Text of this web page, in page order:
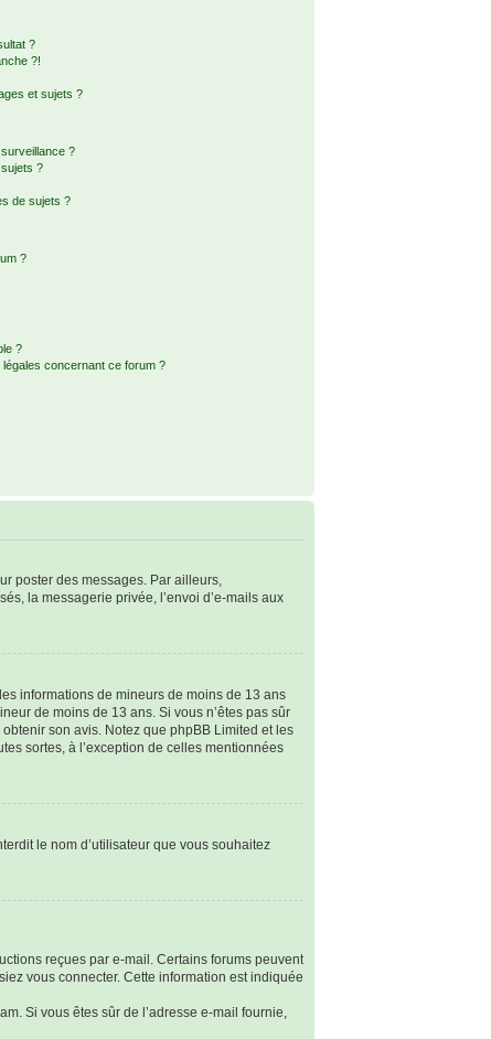
?
?!
et sujets ?
?
?
de sujets ?
?
?
concernant ce forum ?
poster des messages. Par ailleurs,
la messagerie privée, l’envoi d’e-mails aux
informations de mineurs de moins de 13 ans
de moins de 13 ans. Si vous n’êtes pas sûr
son avis. Notez que phpBB Limited et les
sortes, à l’exception de celles mentionnées
le nom d’utilisateur que vous souhaitez
reçues par e-mail. Certains forums peuvent
vous connecter. Cette information est indiquée
Si vous êtes sûr de l’adresse e-mail fournie,